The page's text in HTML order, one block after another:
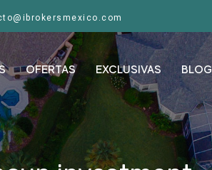
OFERTAS EXCLUSIVAS BLOG